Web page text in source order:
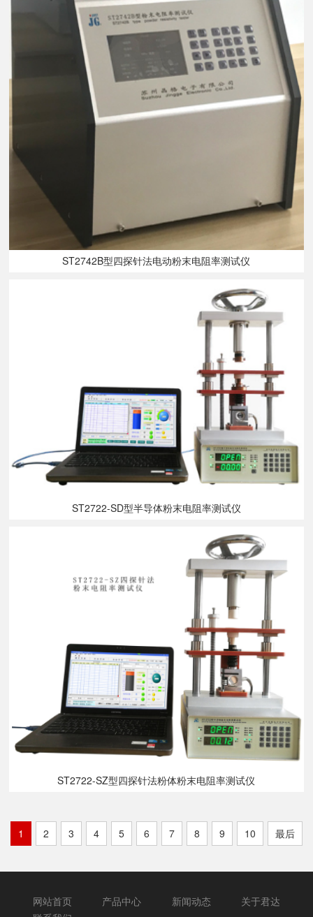
ST2742B型四探针法电动粉末电阻率测试仪
ST2722-SD型半导体粉末电阻率测试仪
ST2722-SZ型四探针法粉体粉末电阻率测试仪
1 2 3 4 5 6 7 8 9 10 最后
网站首页 产品中心 新闻动态
关于君达